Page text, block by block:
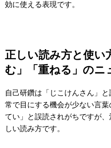
30代｜市場価値の最大化
ウトプット・コミュニテ
IT・ゲーム業界で評価され
体例
IT業界で評価される学び
本情報／応用情報／AWS
ゲーム業界で評価される
Blender／ポートフォリオ
効に使える表現です。
正しい読み方と使い
む」「重ねる」のニ
自己研鑽は「じこけんさん」
常で目にする機会が少ない言
てい」と誤読されがちですが
しい読み方です。